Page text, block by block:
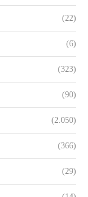
(22)
(6)
(323)
(90)
(2.050)
(366)
(29)